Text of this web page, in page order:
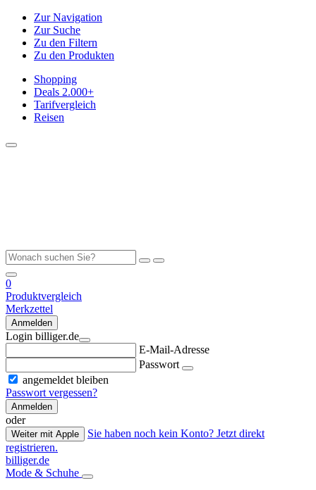
Zur Navigation
Zur Suche
Zu den Filtern
Zu den Produkten
Shopping
Deals 2.000+
Tarifvergleich
Reisen
0
Produktvergleich
Merkzettel
Anmelden
Login billiger.de
E-Mail-Adresse
Passwort
angemeldet bleiben
Passwort vergessen?
Anmelden
oder
Weiter mit Apple
Sie haben noch kein Konto? Jetzt direkt
registrieren.
billiger.de
Mode & Schuhe